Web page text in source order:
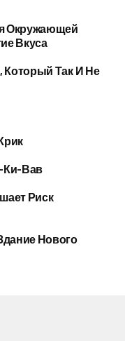
Окружающей
Вкуса
Который Так И Не
Ки-Вав
Риск
Нового